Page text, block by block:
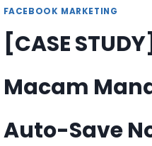
FACEBOOK MARKETING
[CASE STUDY]
Macam
Auto-Save